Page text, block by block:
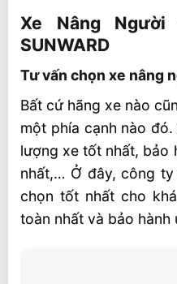
SUNWARD
Tư vấn chọn xe
Ưu điểm nổi
Zoomlion
Thông số kỹ
Các thương hiệu
Quốc
Video xe nâng
Xe Nâng Người
SUNWARD
Tư vấn chọn xe nâng
Bất cứ hãng xe nào
một phía cạnh nào
lượng xe tốt nhất, bảo
nhất,… Ở đây, công
chọn tốt nhất cho
toàn nhất và bảo hành